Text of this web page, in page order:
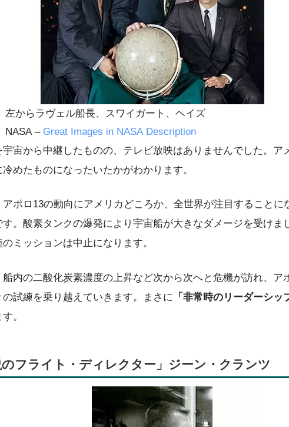
左からラヴェル船長、スワイガート、ヘイズ
NASA – Great Images in NASA Description
宙から中継したものの、テレビ放映はありませんでした。ア
めたものになったいたかがわかります。
ポロ13の動向にアメリカどころか、全世界が注目することに
す。酸素タンクの爆発により宇宙船が大きなダメージを受けま
ミッションは中止になります。
内の二酸化炭素濃度の上昇など次から次へと危機が訪れ、ア
試練を乗り越えていきます。まさに 「非常時のリーダーシッ
。
のフライト・ディレクター」ジーン・クランツ